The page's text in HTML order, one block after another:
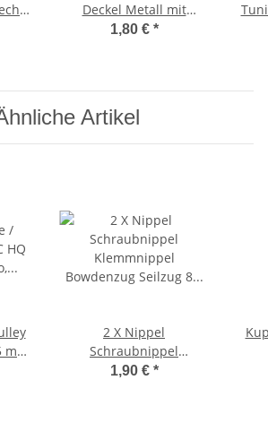
Deckel Metall mit
Dichtung Ventildeckel
1,80 € *
Artikel
mm
2 X Nippel
Schraubnippel
Klemmnippel
1,90 € *